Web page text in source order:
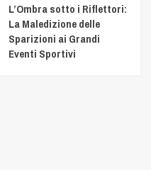
L’Ombra sotto i Riflettori:
La Maledizione delle
Sparizioni ai Grandi
Eventi Sportivi